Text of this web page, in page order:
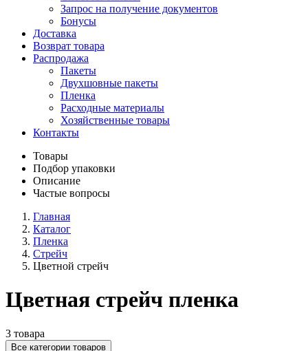
Запрос на получение документов
Бонусы
Доставка
Возврат товара
Распродажа
Пакеты
Двухшовные пакеты
Пленка
Расходные материалы
Хозяйственные товары
Контакты
Товары
Подбор упаковки
Описание
Частые вопросы
Главная
Каталог
Пленка
Стрейч
Цветной стрейч
Цветная стрейч пленка
3 товара
Все категории товаров